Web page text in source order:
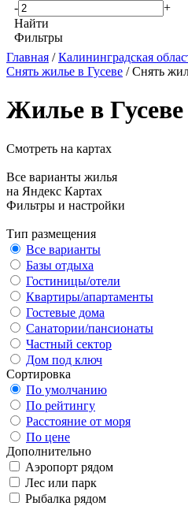
-
+
Найти
Фильтры
Главная /Калининградская
Снять жилье в Гусеве / Снять
Жилье в Гусеве
Смотреть на картах
Все варианты жилья
на Яндекс Картах
Фильтры и настройки
Тип размещения
Все варианты
Базы отдыха
Гостиницы/отели
Квартиры/апартаменты
Гостевые дома
Санатории/пансионаты
Частный сектор
Дом под ключ
Сортировка
По умолчанию
По рейтингу
Расстояние от моря
По цене
Дополнительно
Аэропорт рядом
Лес или парк
Рыбалка рядом